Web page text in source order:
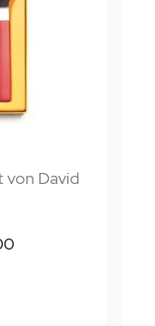
von David